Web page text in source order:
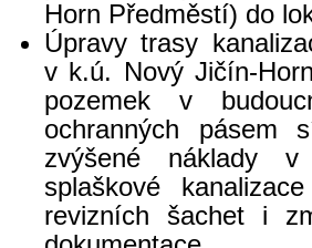
Horn Předměstí) do
Úpravy trasy
v k.ú. Nový Jičín-
pozemek v
ochranných pásem
zvýšené náklady
splaškové
revizních šachet i